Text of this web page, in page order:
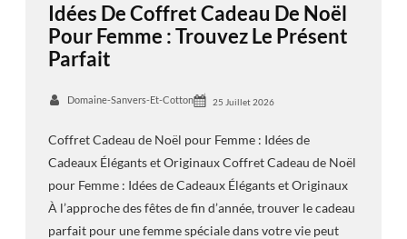
Idées De Coffret Cadeau De Noël
Pour Femme : Trouvez Le Présent
Parfait
Domaine-Sanvers-Et-Cotton 25 Juillet 2026
Coffret Cadeau de Noël pour Femme : Idées de
Cadeaux Élégants et Originaux Coffret Cadeau de Noël
pour Femme : Idées de Cadeaux Élégants et Originaux
À l’approche des fêtes de fin d’année, trouver le cadeau
parfait pour une femme spéciale dans votre vie peut